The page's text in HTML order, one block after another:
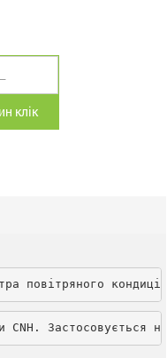
клік
повітряного
CNH.